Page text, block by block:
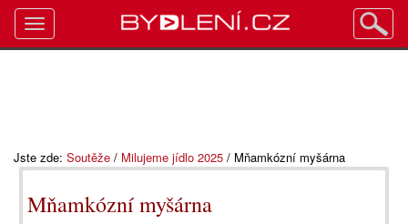
Jste zde: Soutěže / Milujeme jídlo 2025 / Mňamkózní myšárna
Mňamkózní myšárna
Toggle
navigation